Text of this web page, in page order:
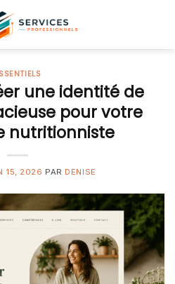
une identité de
pour votre
nutritionniste
15, 2026 PAR DENISE